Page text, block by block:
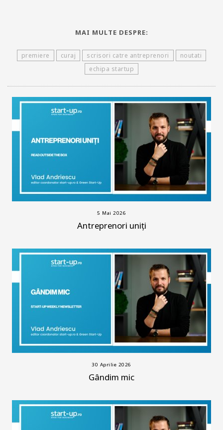
MAI MULTE DESPRE:
premiere curaj scrisori catre antreprenori
noutati
echipa startup
5 Mai 2026
Antreprenori uniți
30 Aprilie 2026
Gândim mic